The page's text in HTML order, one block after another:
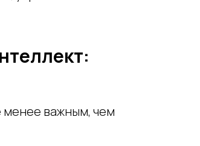
менее важным, чем